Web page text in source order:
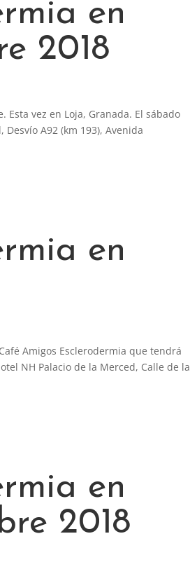
en
2018
Esta vez en Loja, Granada. El sábado
A92 (km 193), Avenida
en
Amigos Esclerodermia que tendrá
NH Palacio de la Merced, Calle de la
en
2018